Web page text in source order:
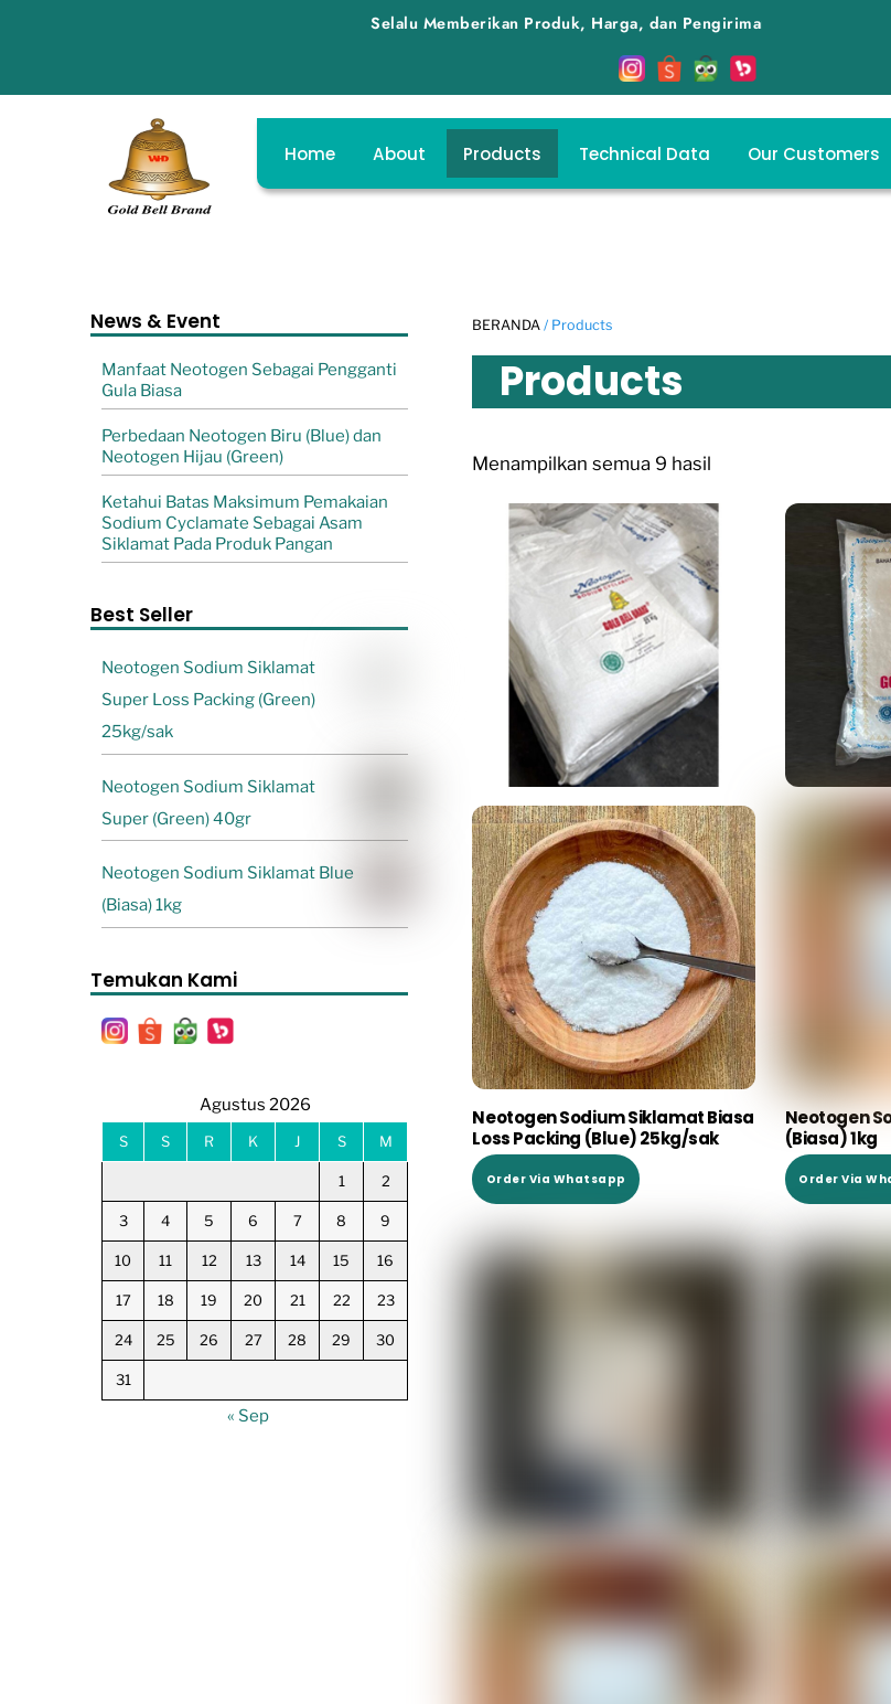
Selalu Memberikan Produk, Harga, dan Pengiriman dengan Kualitas Terbaik -
Home About Products Technical Data Our Customers
BERANDA / Products
Products
Menampilkan semua 9 hasil
Neotogen Sodium Siklamat Biasa
Loss Packing (Blue) 25kg/sak
Order Via Whatsapp
Neotogen
(Biasa) 1kg
Order Via
News & Event
Manfaat Neotogen Sebagai Pengganti
Gula Biasa
Perbedaan Neotogen Biru (Blue) dan
Neotogen Hijau (Green)
Ketahui Batas Maksimum Pemakaian
Sodium Cyclamate Sebagai Asam
Siklamat Pada Produk Pangan
Best Seller
Neotogen Sodium Siklamat
Super Loss Packing (Green)
25kg/sak
Neotogen Sodium Siklamat
Super (Green) 40gr
Neotogen Sodium Siklamat Blue
(Biasa) 1kg
Temukan Kami
Agustus 2026
S S R K J S M
1 2
3 4 5 6 7 8 9
10 11 12 13 14 15 16
17 18 19 20 21 22 23
24 25 26 27 28 29 30
31
« Sep